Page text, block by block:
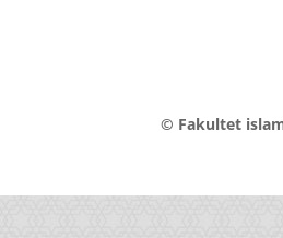
© Fakultet